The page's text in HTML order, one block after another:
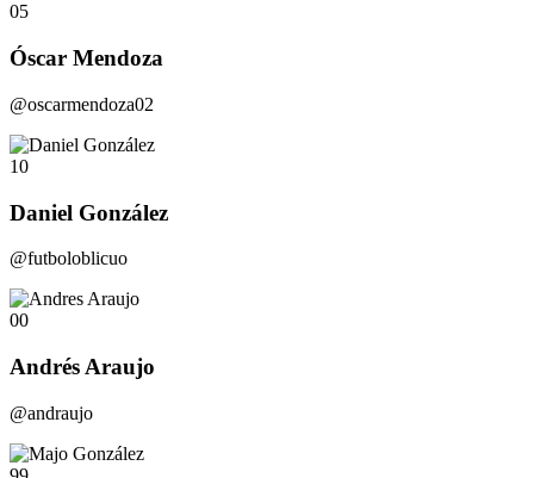
05
Óscar Mendoza
@oscarmendoza02
10
Daniel González
@futboloblicuo
00
Andrés Araujo
@andraujo